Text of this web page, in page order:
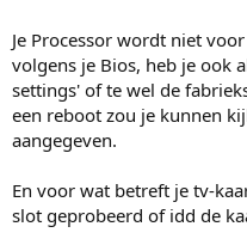
Je Processor wordt niet
volgens je Bios, heb je ook
settings' of te wel de
een reboot zou je kunnen
aangegeven.
En voor wat betreft je tv-
slot geprobeerd of idd de